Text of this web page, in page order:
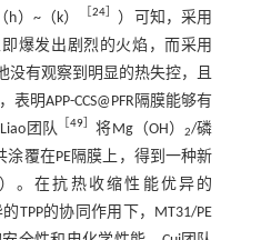
h）~（k） ［24］ ）可知，采用
即爆发出剧烈的火焰，而采用
没有观察到明显的热失控，且
明APP-CCS@PFR隔膜能够有
团队 ［49］将Mg（OH）2/磷
涂覆在PE隔膜上，得到一种新
。在抗热收缩性能优异的
TPP的协同作用下，MT31/PE